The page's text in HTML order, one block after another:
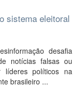
sistema eleitoral
desafia
notícias falsas ou
líderes políticos na
brasileiro ...